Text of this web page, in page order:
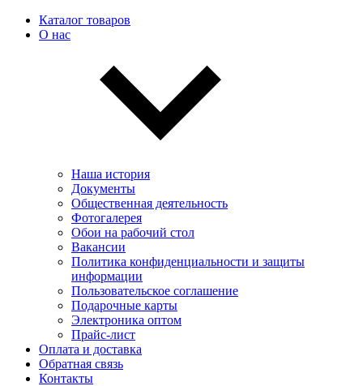
Каталог товаров
О нас
Наша история
Документы
Общественная деятельность
Фотогалерея
Обои на рабочий стол
Вакансии
Политика конфиденциальности и защиты
информации
Пользовательскоe соглашение
Подарочные карты
Электроника оптом
Прайс-лист
Оплата и доставка
Обратная связь
Контакты